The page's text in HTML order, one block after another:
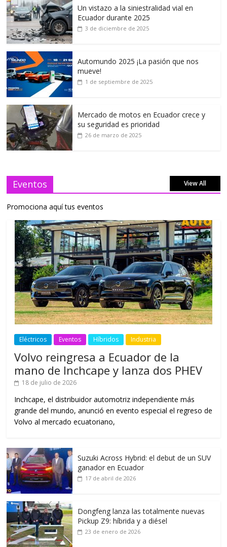
Un vistazo a la siniestralidad vial en
Ecuador durante 2025
3 de diciembre de 2025
Automundo 2025 ¡La pasión que nos
mueve!
1 de septiembre de 2025
Mercado de motos en Ecuador crece y
su seguridad es prioridad
26 de marzo de 2025
Eventos View All
Promociona aquí tus eventos
Eléctricos Eventos Híbridos Industria
Volvo reingresa a Ecuador de la
mano de Inchcape y lanza dos PHEV
18 de julio de 2026
Inchcape, el distribuidor automotriz independiente más
grande del mundo, anunció en evento especial el regreso de
Volvo al mercado ecuatoriano,
Suzuki Across Hybrid: el debut de un SUV
ganador en Ecuador
17 de abril de 2026
Dongfeng lanza las totalmente nuevas
Pickup Z9: híbrida y a diésel
23 de enero de 2026